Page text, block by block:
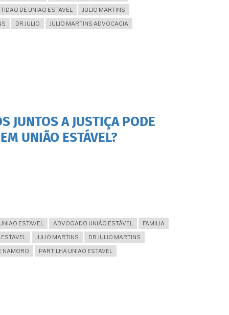
DE UNIAO ESTAVEL
JULIO MARTINS
DR JULIO JULIO MARTINS ADVOCACIA
JUNTOS A JUSTIÇA PODE
UNIÃO ESTÁVEL?
ESTAVEL ADVOGADO UNIÃO ESTÁVEL
FAMILIA
JULIO MARTINS
DR JULIO MARTINS
NAMORO
PARTILHA UNIAO ESTAVEL